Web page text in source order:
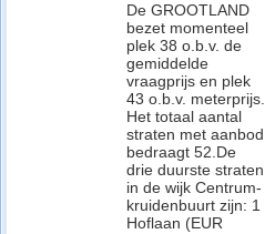
De GROOTLAND
bezet momenteel
plek 38 o.b.v. de
gemiddelde
vraagprijs en plek
43 o.b.v. meterprijs.
Het totaal aantal
straten met aanbod
bedraagt 52.De
drie duurste straten
in de wijk Centrum-
kruidenbuurt zijn: 1
Hoflaan (EUR